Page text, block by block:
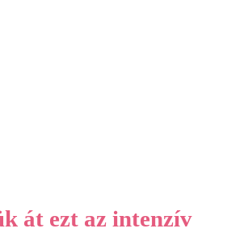
át ezt az intenzív